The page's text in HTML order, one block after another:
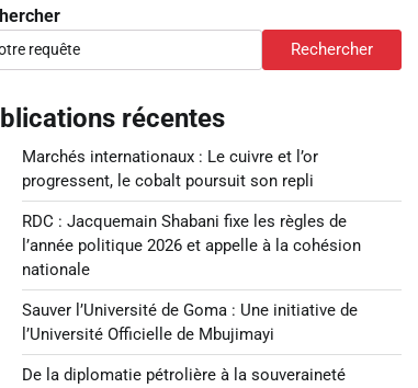
Rechercher
récentes
Marchés internationaux : Le cuivre et l’or
progressent, le cobalt poursuit son repli
RDC : Jacquemain Shabani fixe les règles de
l’année politique 2026 et appelle à la cohésion
nationale
Sauver l’Université de Goma : Une initiative de
l’Université Officielle de Mbujimayi
De la diplomatie pétrolière à la souveraineté